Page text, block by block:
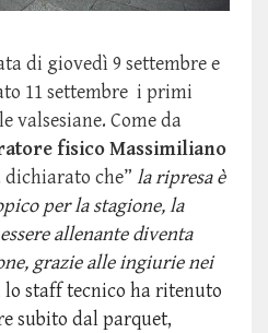
di giovedì 9 settembre e
11 settembre i primi
valsesiane. Come da
fisico Massimiliano
dichiarato che” la ripresa è
per la stagione, la
allenante diventa
grazie alle ingiurie nei
lo staff tecnico ha ritenuto
subito dal parquet,